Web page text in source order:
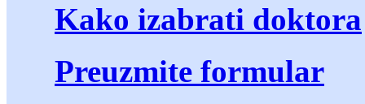
Kako izabrati doktora
Preuzmite formular